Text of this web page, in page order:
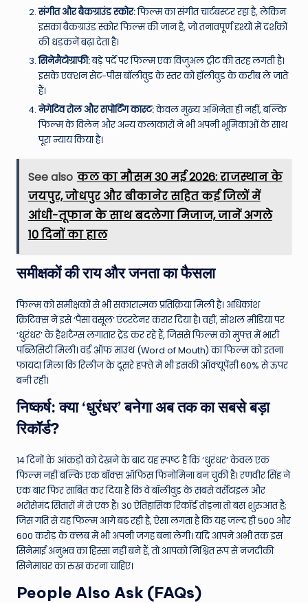
संगीत और बैकग्राउंड स्कोर:फिल्म का संगीत चार्टबस्टर रहा है, लेकिन
इसका बैकग्राउंड स्कोर फिल्म की जान है, जो तनावपूर्ण दृश्यों में दर्शकों
की धड़कनें बढ़ा देता है।
सिनेमैटोग्राफी:बड़े पर्दे पर फिल्म एक विजुअल ट्रीट की तरह लगती है।
इसके एक्शन सेट-पीस बॉलीवुड के स्तर को हॉलीवुड के करीब ले जाते
हैं।
नेगेटिव रोल और सपोर्टिंग कास्ट:केवल मुख्य अभिनेता ही नहीं, बल्कि
फिल्म के विलेन और अन्य कलाकारों ने भी अपनी भूमिकाओं के साथ
पूरा न्याय किया है।
See also कल का मौसम 30 मई 2026: राजस्थान के
जयपुर, जोधपुर और बीकानेर सहित कई जिलों में
आंधी-तूफान के साथ बदलेगा मिजाज, जानें अगले
10 दिनों का हाल
समीक्षकों की राय और जनता का फैसला
फिल्म को समीक्षकों से भी सकारात्मक प्रतिक्रिया मिली है। अधिकांश
क्रिटिक्स ने इसे ‘पैसा वसूल’ एंटरटेनर करार दिया है। वहीं, सोशल मीडिया पर
‘धुरंधर’ के हैशटैग्स लगातार ट्रेंड कर रहे हैं, जिससे फिल्म को मुफ्त में भारी
पब्लिसिटी मिली। वर्ड ऑफ माउथ (Word of Mouth) का फिल्म को इतना
फायदा मिला कि रिलीज के दूसरे हफ्ते में भी इसकी ऑक्यूपेंसी 60% से ऊपर
बनी रही।
निष्कर्ष: क्या ‘धुरंधर’ बनेगा अब तक का सबसे बड़ा
रिकॉर्ड?
14 दिनों के आंकड़ों को देखने के बाद यह स्पष्ट है कि ‘धुरंधर’ केवल एक
फिल्म नहीं बल्कि एक बॉक्स ऑफिस फिनोमिना बन चुकी है। रणवीर सिंह ने
एक बार फिर साबित कर दिया है कि वे बॉलीवुड के सबसे वर्सेटाइल और
भरोसेमंद सितारों में से एक हैं। 30 ऐतिहासिक रिकॉर्ड तोड़ना तो बस शुरुआत है;
जिस गति से यह फिल्म आगे बढ़ रही है, ऐसा लगता है कि यह जल्द ही 500 और
600 करोड़ के क्लब में भी अपनी जगह बना लेगी। यदि आपने अभी तक इस
सिनेमाई अनुभव का हिस्सा नहीं बने हैं, तो आपको निश्चित रूप से नजदीकी
सिनेमाघर का रुख करना चाहिए।
People Also Ask (FAQs)